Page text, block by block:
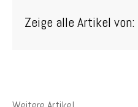
Zeige alle Artikel von: